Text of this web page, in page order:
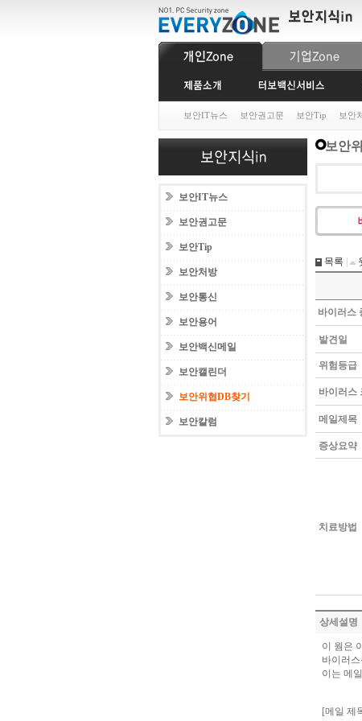
보안IT뉴스 보안권고문 보안Tip 보안
보안IT뉴스
보안권고문
보안Tip
보안처방
보안통신
보안용어
보안백신메일
보안캘린더
보안위협DB찾기
보안칼럼
보안위
목록
바이러스
발견일
위험등급
바이러스
메일제목
증상요약
치료방법
상세설명
이 웜은
바이러
이는 메
[메일 제